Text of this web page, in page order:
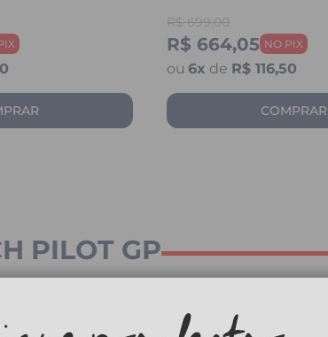
R$ 699,00
R$ 664,05
6x de R$ 116,50
COMPRAR
PILOT GP